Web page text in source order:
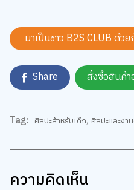
มาเป็นชาว B2S CLUB ด้ว
Share สั่งซื้อสินค้า
Tag: ศิลปะสำหรับเด็ก ศิลปะและงา
ความคิดเห็น